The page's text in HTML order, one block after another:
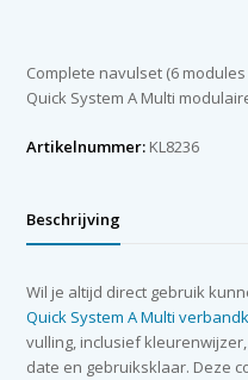
modules)
incl.
aantal
Complete navulset (6
Quick System A Multi
Artikelnummer: KL8236
Beschrijving
Wil je altijd direct gebruik
Quick System A Multi
vulling, inclusief
date en gebruiksklaar. Deze